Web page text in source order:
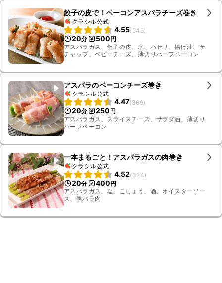
餃子の皮で！ベーコンアスパラチーズ巻き
クラシル公式
4.55(546)
20分 500 円
アスパラガス、餃子の皮、水、パセリ、揚げ油、ケ
チャップ、ベビーチーズ、薄切りハーフベーコン
アスパラのベーコンチーズ巻き
クラシル公式
4.47(369)
20分 250 円
アスパラガス、スライスチーズ、サラダ油、薄切り
ハーフベーコン
一本まるごと！アスパラガスの肉巻き
クラシル公式
4.52(324)
20分 400 円
アスパラガス、塩、こしょう、酒、オイスターソー
ス、豚バラ肉